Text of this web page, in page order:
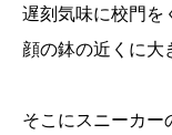
遅刻気味に校門を
顔の鉢の近くに大
そこにスニーカー